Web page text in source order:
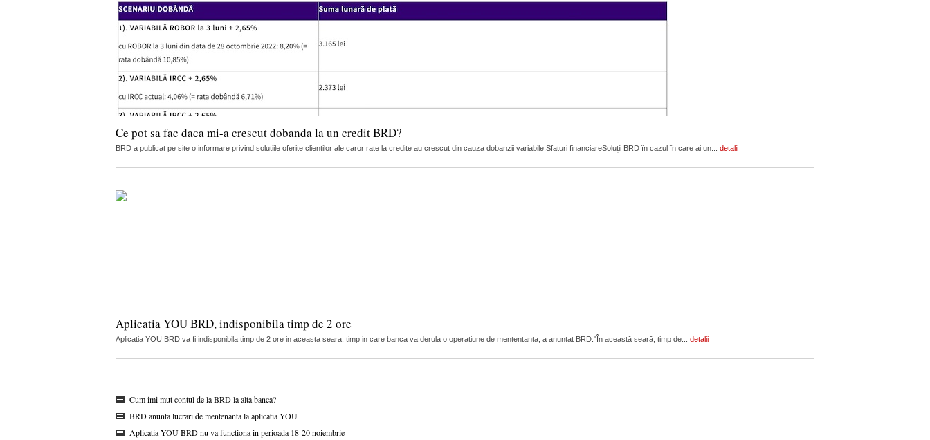
Ce pot sa fac daca mi-a crescut dobanda la un credit BRD?
BRD a publicat pe site o informare privind solutiile oferite clientilor ale caror rate la credite au crescut din cauza dobanzii variabile:Sfaturi financiareSoluții BRD în cazul în care ai un... detalii
Aplicatia YOU BRD, indisponibila timp de 2 ore
Aplicatia YOU BRD va fi indisponibila timp de 2 ore in aceasta seara, timp in care banca va derula o operatiune de mententanta, a anuntat BRD:"În această seară, timp de... detalii
Cum imi mut contul de la BRD la alta banca?
BRD anunta lucrari de mentenanta la aplicatia YOU
Aplicatia YOU BRD nu va functiona in perioada 18-20 noiembrie